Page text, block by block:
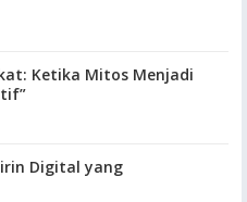
Ketika Mitos Menjadi
Digital yang